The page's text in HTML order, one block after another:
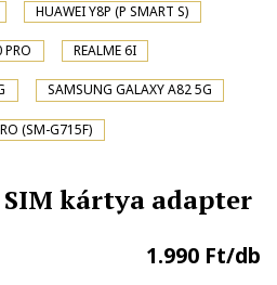
HUAWEI Y8P (P SMART S)
PRO REALME 6I
SAMSUNG GALAXY A82 5G
(SM-G715F)
SIM kártya adapter
1.990 Ft/db